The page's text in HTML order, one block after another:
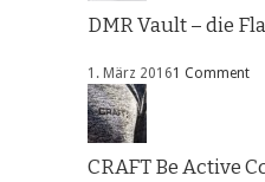
DMR Vault – die
1. März 20161 Comment
CRAFT Be Active